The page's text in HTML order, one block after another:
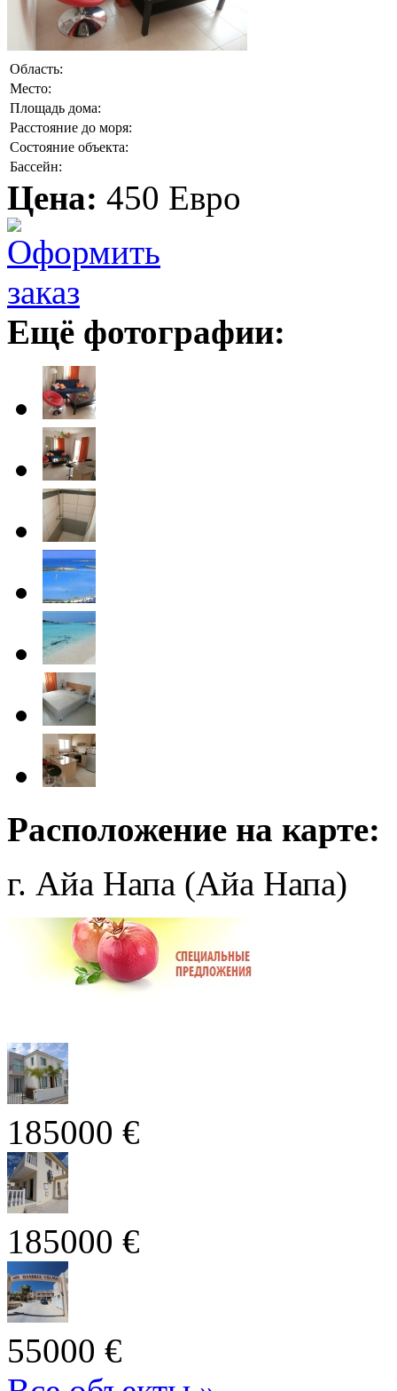
Область:
Место:
Площадь дома:
Расстояние до моря:
Состояние объекта:
Бассейн:
Цена: 450 Евро
Ещё фотографии:
Расположение на карте:
г. Айа Напа (Айа Напа)
185000 €
185000 €
55000 €